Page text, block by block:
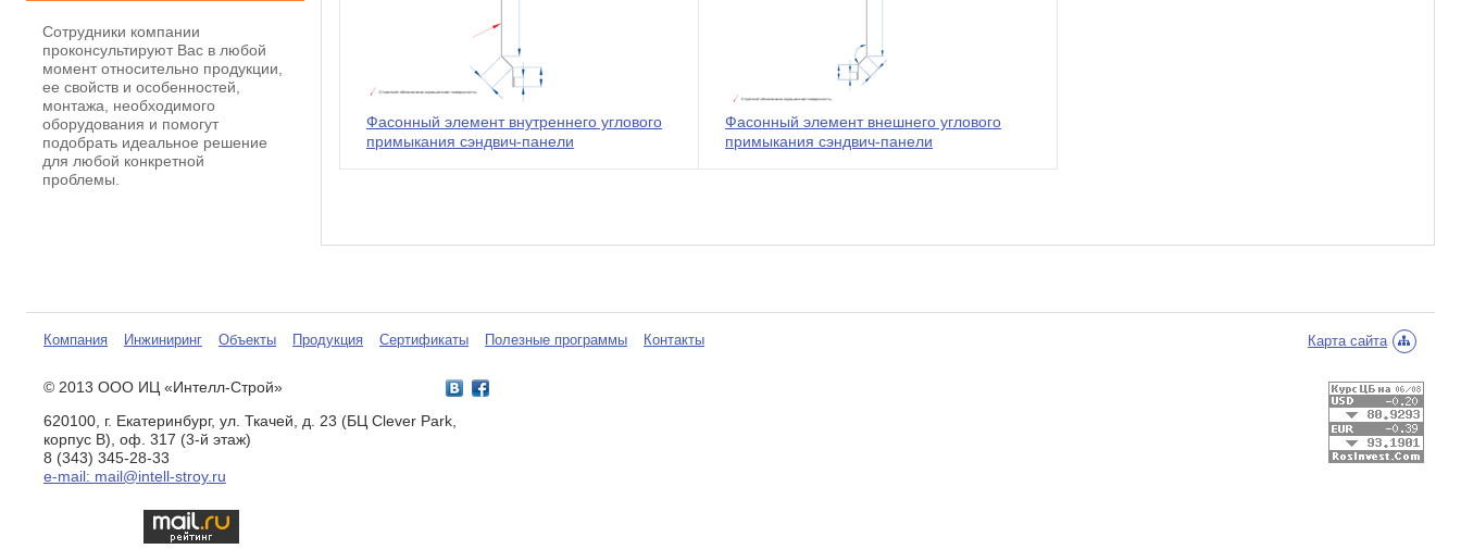
Сотрудники компании
проконсультируют Вас в любой
момент относительно продукции,
ее свойств и особенностей,
монтажа, необходимого
оборудования и помогут
подобрать идеальное решение
для любой конкретной
проблемы.
Фасонный элемент внутреннего углового
примыкания сэндвич-панели
Фасонный элемент внешнего углового
примыкания сэндвич-панели
Карта сайта
Компания Инжиниринг Объекты Продукция Сертификаты Полезные программы Контакты
© 2013 ООО ИЦ «Интелл-Строй»
620100, г. Екатеринбург, ул. Ткачей, д. 23 (БЦ Clever Park,
корпус B), оф. 317 (3-й этаж)
8 (343) 345-28-33
e-mail: mail@intell-stroy.ru